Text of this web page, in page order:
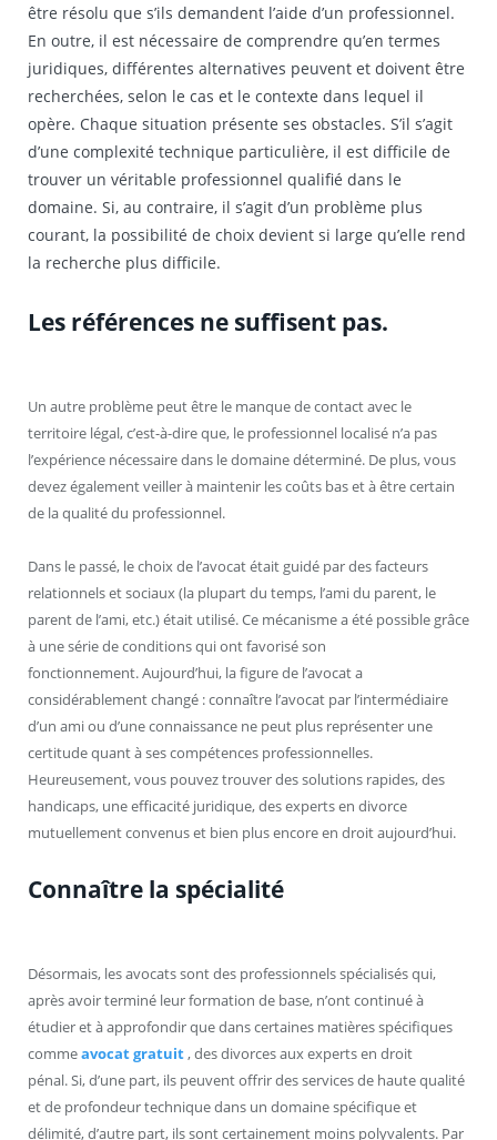
être résolu que s’ils demandent l’aide d’un professionnel.
En outre, il est nécessaire de comprendre qu’en termes
juridiques, différentes alternatives peuvent et doivent être
recherchées, selon le cas et le contexte dans lequel il
opère. Chaque situation présente ses obstacles. S’il s’agit
d’une complexité technique particulière, il est difficile de
trouver un véritable professionnel qualifié dans le
domaine. Si, au contraire, il s’agit d’un problème plus
courant, la possibilité de choix devient si large qu’elle rend
la recherche plus difficile.
Les références ne suffisent pas.
Un autre problème peut être le manque de contact avec le
territoire légal, c’est-à-dire que, le professionnel localisé n’a pas
l’expérience nécessaire dans le domaine déterminé. De plus, vous
devez également veiller à maintenir les coûts bas et à être certain
de la qualité du professionnel.
Dans le passé, le choix de l’avocat était guidé par des facteurs
relationnels et sociaux (la plupart du temps, l’ami du parent, le
parent de l’ami, etc.) était utilisé. Ce mécanisme a été possible grâce
à une série de conditions qui ont favorisé son
fonctionnement. Aujourd’hui, la figure de l’avocat a
considérablement changé : connaître l’avocat par l’intermédiaire
d’un ami ou d’une connaissance ne peut plus représenter une
certitude quant à ses compétences professionnelles.
Heureusement, vous pouvez trouver des solutions rapides, des
handicaps, une efficacité juridique, des experts en divorce
mutuellement convenus et bien plus encore en droit aujourd’hui.
Connaître la spécialité
Désormais, les avocats sont des professionnels spécialisés qui,
après avoir terminé leur formation de base, n’ont continué à
étudier et à approfondir que dans certaines matières spécifiques
commeavocat gratuit, des divorces aux experts en droit
pénal. Si, d’une part, ils peuvent offrir des services de haute qualité
et de profondeur technique dans un domaine spécifique et
délimité, d’autre part, ils sont certainement moins polyvalents. Par